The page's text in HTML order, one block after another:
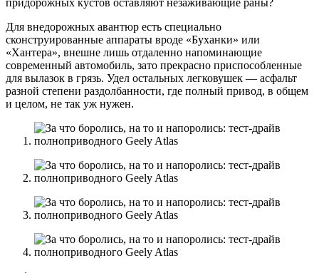
Для внедорожных авантюр есть специально
сконструированные аппараты вроде «Буханки» или
«Хантера», внешне лишь отдаленно напоминающие
современный автомобиль, зато прекрасно приспособленные
для вылазок в грязь. Удел остальных легковушек — асфальт
разной степени раздолбанности, где полный привод, в общем
и целом, не так уж нужен.